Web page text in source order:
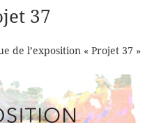
37
de l’exposition « Projet 37 »